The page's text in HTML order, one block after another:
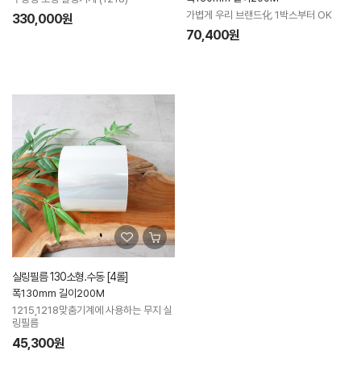
330,000원
가볍게 우리 브랜드化 1박스부터 OK
70,400원
실링필름 130소형.수동 [4롤]
폭130mm 길이200M
1215,1218맞춤기계에 사용하는 무지 실
링필름
45,300원